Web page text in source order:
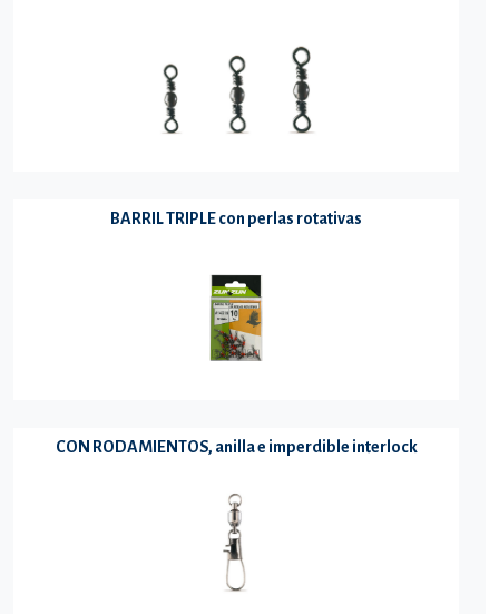
BARRIL TRIPLE con perlas rotativas
CON RODAMIENTOS, anilla e imperdible interlock